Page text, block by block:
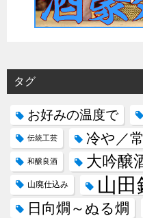
タグ
お好みの温度で
伝統工芸 冷や／
和醸良酒 大吟醸
山廃仕込み 山田
日向燗～ぬる燗